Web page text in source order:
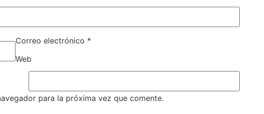
Correo electrónico *
Web
para la próxima vez que comente.